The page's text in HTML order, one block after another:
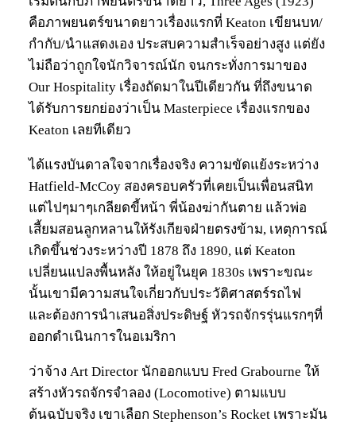
คือภาพยนตร์ขนาดยาวเรื่องแรกที่ Keaton เขียนบท/
กำกับ/นำแสดงเอง ประสบความสำเร็จอย่างสูง แต่ยัง
ไม่ถือว่าถูกใจนักวิจารณ์นัก จนกระทั่งการมาของ
Our Hospitality เรื่องถัดมาในปีเดียวกัน ที่ถึงขนาด
ได้รับการยกย่องว่าเป็น Masterpiece เรื่องแรกของ
Keaton เลยทีเดียว
ได้แรงบันดาลใจจากเรื่องจริง ความขัดแย้งระหว่าง
Hatfield-McCoy สองครอบครัวที่เคยเป็นเพื่อนสนิท
แต่ไปๆมาๆเกลียดขี้หน้า พี่น้องฆ่ากันตาย แล้วพ่อ
เสี้ยมสอนลูกหลานให้รังเกียจฝ่ายตรงข้าม, เหตุการณ์
เกิดขึ้นช่วงระหว่างปี 1878 ถึง 1890, แต่ Keaton
เปลี่ยนแปลงพื้นหลัง ให้อยู่ในยุค 1830s เพราะขณะ
นั้นเขามีความสนใจเกี่ยวกับประวัติศาสตร์รถไฟ
และต้องการนำเสนอสิ่งประดิษฐ์ หัวรถจักรรุ่นแรกๆที่
ออกดำเนินการในอเมริกา
ว่าจ้าง Art Director นักออกแบบ Fred Grabourne ให้
สร้างหัวรถจักรจำลอง (Locomotive) ตามแบบ
ต้นฉบับจริง เขาเลือก Stephenson’s Rocket เพราะมัน